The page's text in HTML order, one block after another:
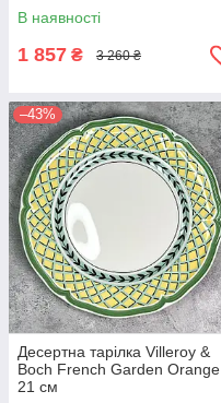
В наявності
1 857 ₴ 3 260 ₴
–43%
Десертна тарілка Villeroy &
Boch French Garden Orange
21 см